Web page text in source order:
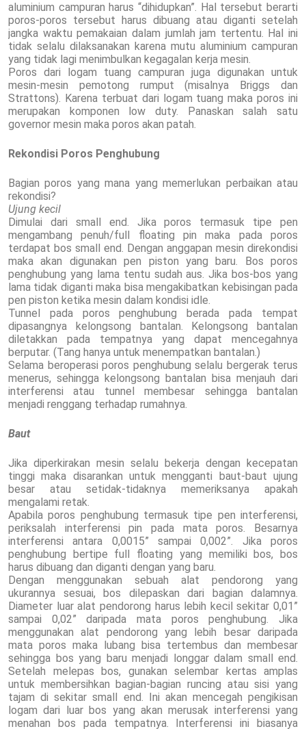
aluminium campuran harus “dihidupkan”. Hal tersebut berarti
poros-poros tersebut harus dibuang atau diganti setelah
jangka waktu pemakaian dalam jumlah jam tertentu. Hal ini
tidak selalu dilaksanakan karena mutu aluminium campuran
yang tidak lagi menimbulkan kegagalan kerja mesin.
Poros dari logam tuang campuran juga digunakan untuk
mesin-mesin pemotong rumput (misalnya Briggs dan
Strattons). Karena terbuat dari logam tuang maka poros ini
merupakan komponen low duty. Panaskan salah satu
governor mesin maka poros akan patah.
Rekondisi Poros Penghubung
Bagian poros yang mana yang memerlukan perbaikan atau
rekondisi?
Ujung kecil
Dimulai dari small end. Jika poros termasuk tipe pen
mengambang penuh/full floating pin maka pada poros
terdapat bos small end. Dengan anggapan mesin direkondisi
maka akan digunakan pen piston yang baru. Bos poros
penghubung yang lama tentu sudah aus. Jika bos-bos yang
lama tidak diganti maka bisa mengakibatkan kebisingan pada
pen piston ketika mesin dalam kondisi idle.
Tunnel pada poros penghubung berada pada tempat
dipasangnya kelongsong bantalan. Kelongsong bantalan
diletakkan pada tempatnya yang dapat mencegahnya
berputar. (Tang hanya untuk menempatkan bantalan.)
Selama beroperasi poros penghubung selalu bergerak terus
menerus, sehingga kelongsong bantalan bisa menjauh dari
interferensi atau tunnel membesar sehingga bantalan
menjadi renggang terhadap rumahnya.
Baut
Jika diperkirakan mesin selalu bekerja dengan kecepatan
tinggi maka disarankan untuk mengganti baut-baut ujung
besar atau setidak-tidaknya memeriksanya apakah
mengalami retak.
Apabila poros penghubung termasuk tipe pen interferensi,
periksalah interferensi pin pada mata poros. Besarnya
interferensi antara 0,0015” sampai 0,002”. Jika poros
penghubung bertipe full floating yang memiliki bos, bos
harus dibuang dan diganti dengan yang baru.
Dengan menggunakan sebuah alat pendorong yang
ukurannya sesuai, bos dilepaskan dari bagian dalamnya.
Diameter luar alat pendorong harus lebih kecil sekitar 0,01”
sampai 0,02” daripada mata poros penghubung. Jika
menggunakan alat pendorong yang lebih besar daripada
mata poros maka lubang bisa tertembus dan membesar
sehingga bos yang baru menjadi longgar dalam small end.
Setelah melepas bos, gunakan selembar kertas amplas
untuk membersihkan bagian-bagian runcing atau sisi yang
tajam di sekitar small end. Ini akan mencegah pengikisan
logam dari luar bos yang akan merusak interferensi yang
menahan bos pada tempatnya. Interferensi ini biasanya